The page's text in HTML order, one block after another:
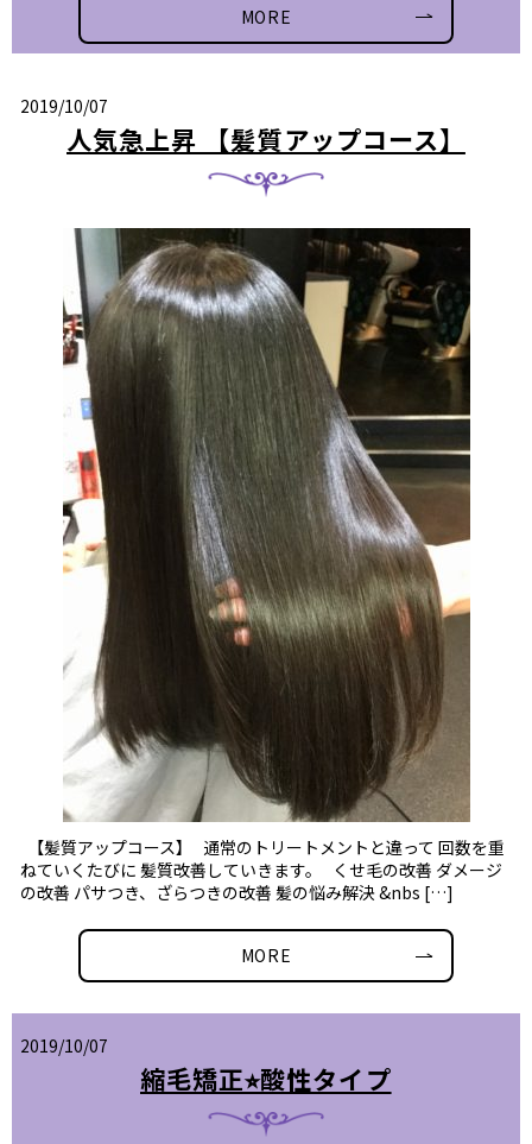
MORE
2019/10/07
人気急上昇 【髪質アップコース】
【髪質アップコース】 通常のトリートメントと違って 回数を重
ねていくたびに 髪質改善していきます。 くせ毛の改善 ダメージ
の改善 パサつき、ざらつきの改善 髪の悩み解決 &nbs […]
MORE
2019/10/07
縮毛矯正⭐︎酸性タイプ